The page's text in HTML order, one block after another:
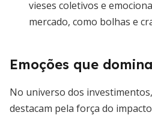
vieses coletivos e
mercado, como bolhas e
Emoções que
No universo dos
destacam pela força do